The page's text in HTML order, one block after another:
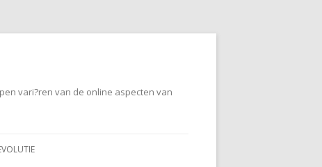
vari?ren van de online aspecten van